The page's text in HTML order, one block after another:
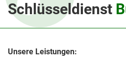
Schlüsseldienst